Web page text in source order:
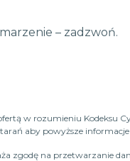
– zadzwoń.
w rozumieniu Kodeksu
aby powyższe
zgodę na przetwarzanie